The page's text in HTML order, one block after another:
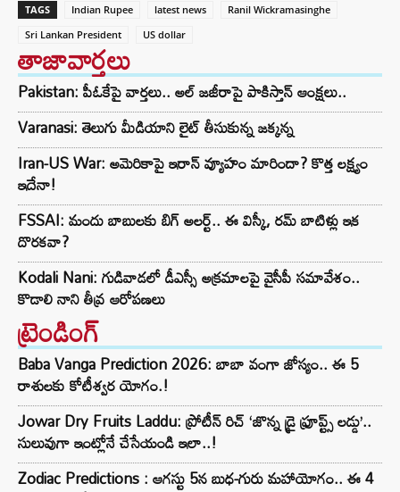
TAGS Indian Rupee latest news
Ranil Wickramasinghe
Sri Lankan President
US dollar
తాజావార్తలు
Pakistan: పీఓకేపై వార్తలు.. అల్ జజీరాపై పాకిస్తాన్ ఆంక్షలు..
Varanasi: తెలుగు మీడియాని లైట్ తీసుకున్న జక్కన్న
Iran-US War: అమెరికాపై ఇరాన్ వ్యూహం మారిందా? కొత్త లక్ష్యం
ఇదేనా!
FSSAI: మందు బాబులకు బిగ్ అలర్ట్.. ఈ విస్కీ, రమ్ బాటిళ్లు ఇక
దొరకవా?
Kodali Nani: గుడివాడలో డీఎస్సీ అక్రమాలపై వైసీపీ సమావేశం..
కొడాలి నాని తీవ్ర ఆరోపణలు
ట్రెండింగ్‌
Baba Vanga Prediction 2026: బాబా వంగా జోస్యం.. ఈ 5
రాశులకు కోటీశ్వర యోగం.!
Jowar Dry Fruits Laddu: ప్రోటీన్ రిచ్ ‘జొన్న డ్రై ఫ్రూప్ట్స్ లడ్డు’..
సులువుగా ఇంట్లోనే చేసేయండి ఇలా..!
Zodiac Predictions : ఆగస్టు 5న బుధ-గురు మహాయోగం.. ఈ 4